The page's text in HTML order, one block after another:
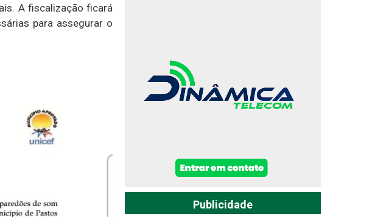
A fiscalização ficará
para assegurar o
Publicidade